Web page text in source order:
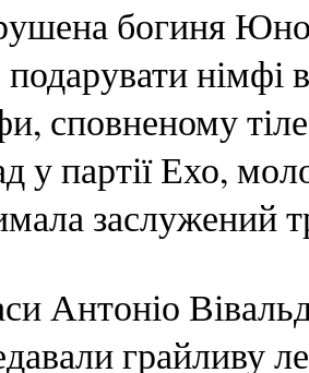
богиня
німфі
сповненому
у партії Ехо,
заслужений
Антоніо
грайливу